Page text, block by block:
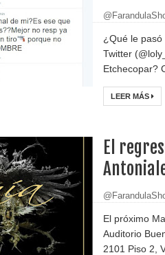
¿Qué le pasó
Twitter
Etchecopar?
LEER MÁS
El
El próximo
Auditorio
2101 Piso 2,